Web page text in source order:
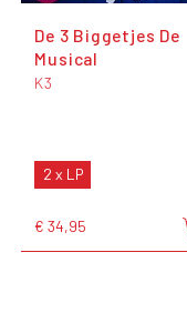
De 3 Biggetjes De
Musical
K3
2 x LP
€ 34,95